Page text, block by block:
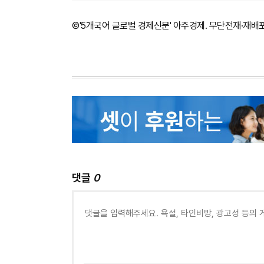
©'5개국어 글로벌 경제신문' 아주경제. 무단전재·재배
댓글 0